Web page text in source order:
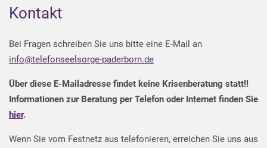
Kontakt
Bei Fragen schreiben Sie uns bitte eine E-Mail an
info@telefonseelsorge-paderborn.de
Über diese E-Mailadresse findet keine Krisenberatung statt!!
Informationen zur Beratung per Telefon oder Internet finden Sie
hier.
Wenn Sie vom Festnetz aus telefonieren, erreichen Sie uns aus